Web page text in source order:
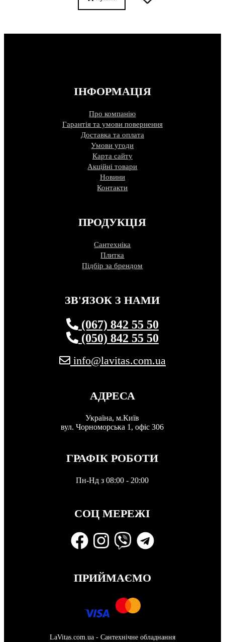
ІНФОРМАЦІЯ
Про компанію
Гарантія та умови повернення
Доставка та оплата
Умови угоди
Карта сайту
Акційні товари
Новини
Контакти
ПРОДУКЦІЯ
Сантехніка
Плитка
Підбір за брендом
ЗВ'ЯЗОК З НАМИ
(067) 842 55 50
(050) 842 55 50
info@lavitas.com.ua
АДРЕСА
Україна, м.Київ
вул. Чорноморська 1, офіс 306
ГРАФІК РОБОТИ
Пн-Нд з 08:00 - 20:00
СОЦ МЕРЕЖІ
ПРИЙМАЄМО
LaVitas.com.ua - Сантехнічне обладнання